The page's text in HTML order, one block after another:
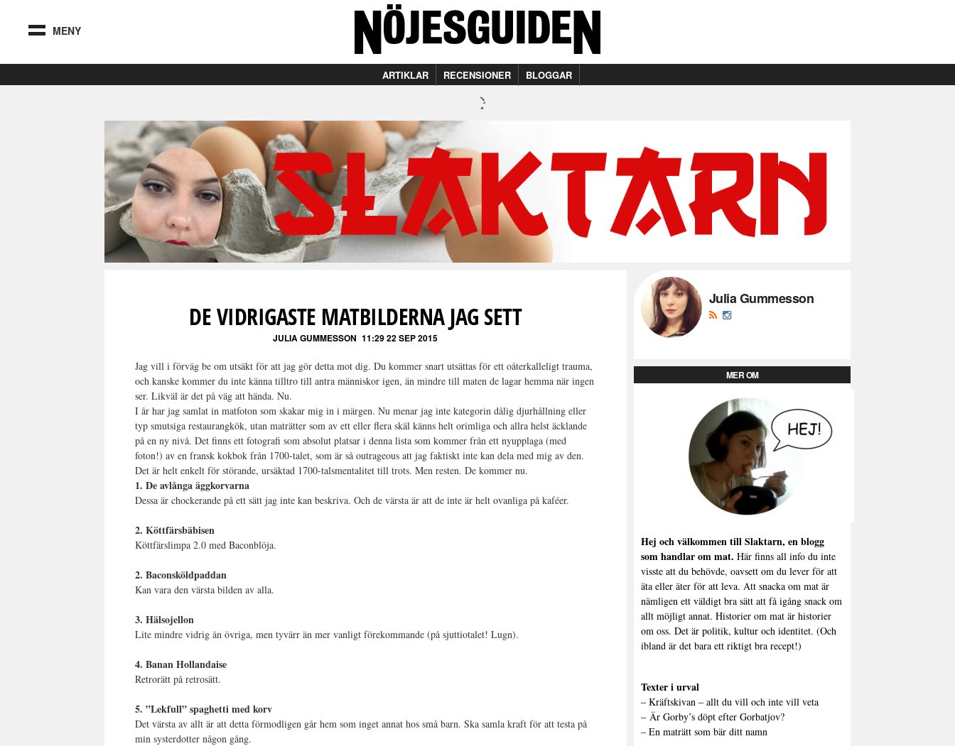
MENY
ARTIKLAR RECENSIONER BLOGGAR
DE VIDRIGASTE MATBILDERNA JAG SETT
JULIA GUMMESSON 11:29 22 SEP 2015
Jag vill i förväg be om utsäkt för att jag gör detta mot dig. Du kommer snart utsättas för ett oåterkalleligt trauma,
och kanske kommer du inte känna tilltro till antra människor igen, än mindre till maten de lagar hemma när ingen
ser. Likväl är det på väg att hända. Nu.
I år har jag samlat in matfoton som skakar mig in i märgen. Nu menar jag inte kategorin dålig djurhållning eller
typ smutsiga restaurangkök, utan maträtter som av ett eller flera skäl känns helt orimliga och allra helst äcklande
på en ny nivå. Det finns ett fotografi som absolut platsar i denna lista som kommer från ett nyupplaga (med
foton!) av en fransk kokbok från 1700-talet, som är så outrageous att jag faktiskt inte kan dela med mig av den.
Det är helt enkelt för störande, ursäktad 1700-talsmentalitet till trots. Men resten. De kommer nu.
1. De avlånga äggkorvarna
Dessa är chockerande på ett sätt jag inte kan beskriva. Och de värsta är att de inte är helt ovanliga på kaféer.
2. Köttfärsbäbisen
Köttfärslimpa 2.0 med Baconblöja.
2. Baconsköldpaddan
Kan vara den värsta bilden av alla.
3. Hälsojellon
Lite mindre vidrig än övriga, men tyvärr än mer vanligt förekommande (på sjuttiotalet! Lugn).
4. Banan Hollandaise
Retrorätt på retrosätt.
5. ”Lekfull” spaghetti med korv
Det värsta av allt är att detta förmodligen går hem som inget annat hos små barn. Ska samla kraft för att testa på
min systerdotter någon gång.
Julia Gummesson
MER OM
Hej och välkommen till Slaktarn, en blogg
som handlar om mat. Här finns all info du inte
visste att du behövde, oavsett om du lever för att
äta eller äter för att leva. Att snacka om mat är
nämligen ett väldigt bra sätt att få igång snack om
allt möjligt annat. Historier om mat är historier
om oss. Det är politik, kultur och identitet. (Och
ibland är det bara ett riktigt bra recept!)
Texter i urval
– Kräftskivan – allt du vill och inte vill veta
– Är Gorby’s döpt efter Gorbatjov?
– En maträtt som bär ditt namn